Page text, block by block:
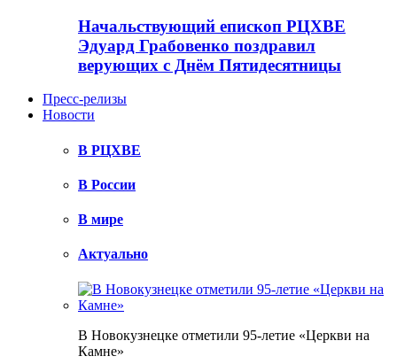
Начальствующий епископ РЦХВЕ
Эдуард Грабовенко поздравил
верующих с Днём Пятидесятницы
Пресс-релизы
Новости
В РЦХВЕ
В России
В мире
Актуально
В Новокузнецке отметили 95-летие «Церкви на
Камне»